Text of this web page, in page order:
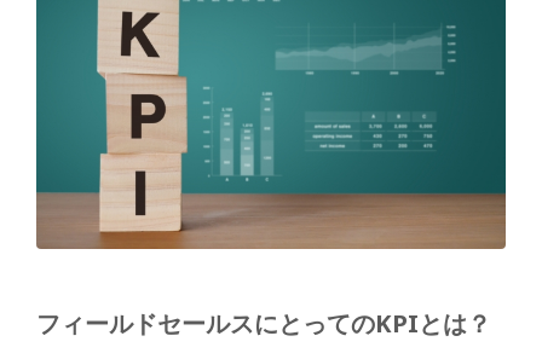
フィールドセールスにとってのKPIとは？